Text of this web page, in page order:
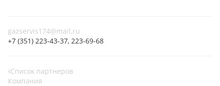
gazservis174@mail.ru
+7 (351) 223-43-37, 223-69-68
Список партнеров
Компания